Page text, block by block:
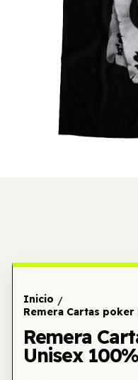
Inicio /
Remera Cartas
Remera
Unisex